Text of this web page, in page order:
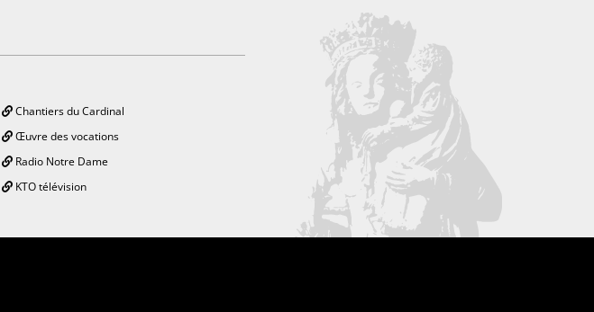
Chantiers du Cardinal
Œuvre des vocations
Radio Notre Dame
KTO télévision